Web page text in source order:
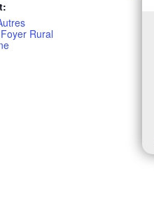
Foyer Rural